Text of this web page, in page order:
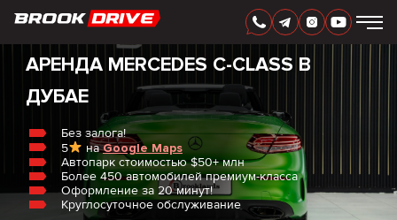
AED
ПЕРИОД АРЕНДЫ
АКЦИИ
FAQ
CERTIFICATES
ОТЗЫВЫ
КОНТАКТЫ
Главная/ Mercedes/C-Class
АРЕНДА MERCEDES C-CLASS В
ДУБАЕ
Без залога!
5
наGoogle Maps
Автопарк стоимостью $50+ млн
Более 450 автомобилей премиум-класса
Оформление за 20 минут!
Круглосуточное обслуживание